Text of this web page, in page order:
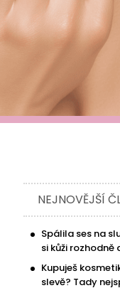
NEJNOVĚJŠÍ
Spálila ses na
si kůži
Kupuješ
slevě? Tady